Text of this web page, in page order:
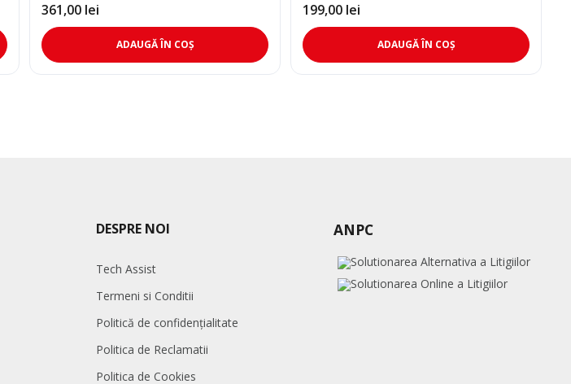
361,00 lei
ADAUGĂ ÎN COȘ
199,00 lei
ADAUGĂ ÎN COȘ
DESPRE NOI
Tech Assist
Termeni si Conditii
Politică de confidențialitate
Politica de Reclamatii
Politica de Cookies
ANPC